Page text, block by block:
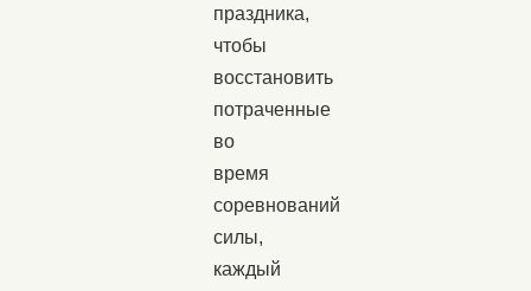
праздника,
чтобы
восстановить
потраченные
во
время
соревнований
силы,
каждый